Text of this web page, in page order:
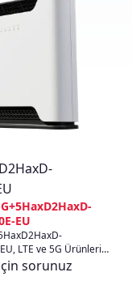
EU
LTE ve 5G Ürünleri
profesyonel
sorunuz